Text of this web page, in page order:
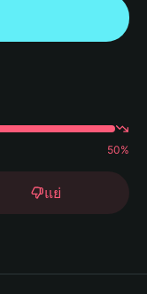
50%
แย่